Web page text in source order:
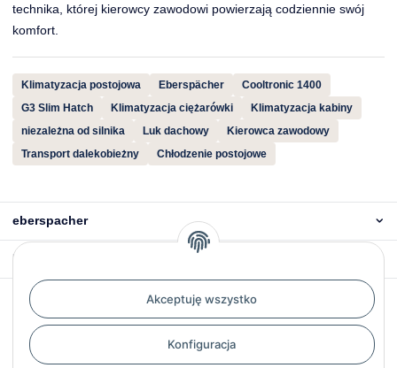
Akceptuję wszystko
Konfiguracja
technika, której kierowcy zawodowi powierzają codziennie swój
komfort.
Klimatyzacja postojowa Eberspächer
Cooltronic 1400
G3 Slim Hatch
Klimatyzacja ciężarówki
Klimatyzacja kabiny
niezależna od silnika
Luk dachowy
Kierowca zawodowy
Transport dalekobieżny
Chłodzenie postojowe
eberspacher
Recenzje
Powiadom, gdy będą dostępne